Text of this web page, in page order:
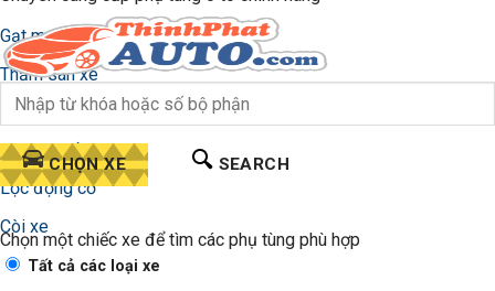
Gạt mưa ô tô
Thảm sàn xe
Bóng đèn
Lọc gió điều hòa
Lọc động cơ
Còi xe
CHỌN XE SEARCH
Chọn một chiếc xe để tìm các phụ tùng phù hợp
Tất cả các loại xe